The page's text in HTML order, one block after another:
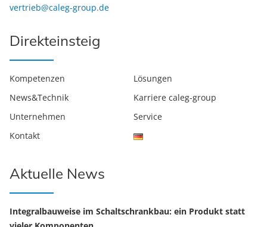
vertrieb@caleg-group.de
Direkteinsteig
Kompetenzen
Lösungen
News&Technik
Karriere caleg-group
Unternehmen
Service
Kontakt
Aktuelle News
Integralbauweise im Schaltschrankbau: ein Produkt statt